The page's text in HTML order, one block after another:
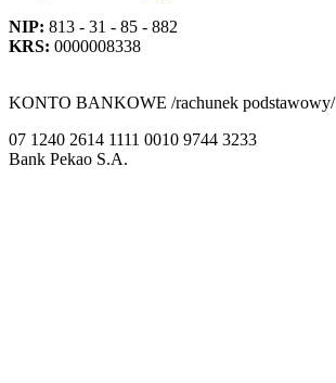
NIP: 813 - 31 - 85 - 882
KRS: 0000008338
KONTO BANKOWE /rachunek podstawowy/
07 1240 2614 1111 0010 9744 3233
Bank Pekao S.A.